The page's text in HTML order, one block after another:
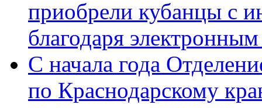
приобрели кубанцы с
благодаря
С начала года
по Краснодарскому